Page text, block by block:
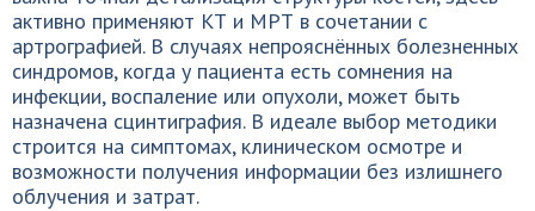
активно применяют КТ и МРТ в сочетании с
артрографией. В случаях непрояснённых болезненных
синдромов, когда у пациента есть сомнения на
инфекции, воспаление или опухоли, может быть
назначена сцинтиграфия. В идеале выбор методики
строится на симптомах, клиническом осмотре и
возможности получения информации без излишнего
облучения и затрат.